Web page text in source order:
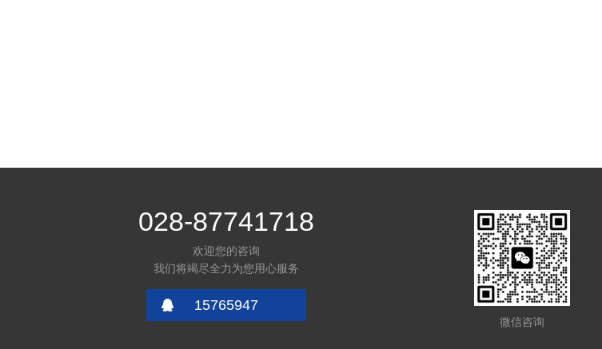
028-87741718
欢迎您的咨询
我们将竭尽全力为您用心服务
15765947
微信咨询